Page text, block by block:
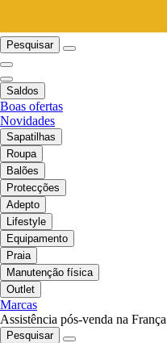
Pesquisar
Saldos
Boas ofertas
Novidades
Sapatilhas
Roupa
Balões
Protecções
Adepto
Lifestyle
Equipamento
Praia
Manutenção física
Outlet
Marcas
Assistência pós-venda na França
Pesquisar